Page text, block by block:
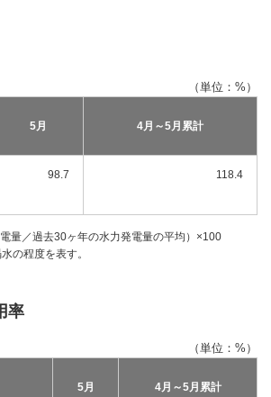
（単位：%）
5月 4月～5月累計
98.7 118.4
電量／過去30ヶ年の水力発電量の平均）×100
の程度を表す。
率
（単位：%）
5月 4月～5月累計